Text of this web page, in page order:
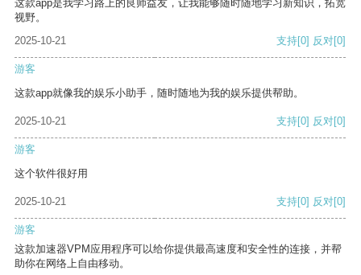
这款app是我学习路上的良师益友，让我能够随时随地学习新知识，拓宽
视野。
2025-10-21
支持[0] 反对[0]
游客
这款app就像我的娱乐小助手，随时随地为我的娱乐提供帮助。
2025-10-21 支持[0] 反对[0]
游客
这个软件很好用
2025-10-21 支持[0] 反对[0]
游客
这款加速器VPM应用程序可以给你提供最高速度和安全性的连接，并帮
助你在网络上自由移动。